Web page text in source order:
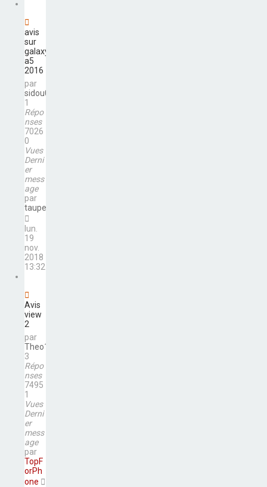
avis
sur
galaxy
a5
2016
par
sidou06
1
Répo
nses
7026
0
Vues
Derni
er
mess
age
par
taupeforfaune
lun.
19
nov.
2018
13:32
Avis
view
2
par
Theo1217
3
Répo
nses
7495
1
Vues
Derni
er
mess
age
par
TopF
orPh
one